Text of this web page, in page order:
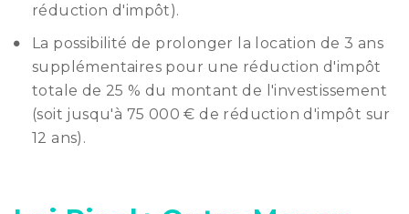
réduction d'impôt).
La possibilité de prolonger la location de 3 ans
supplémentaires pour une réduction d'impôt
totale de 25 % du montant de l'investissement
(soit jusqu'à 75 000 € de réduction d'impôt sur
12 ans).